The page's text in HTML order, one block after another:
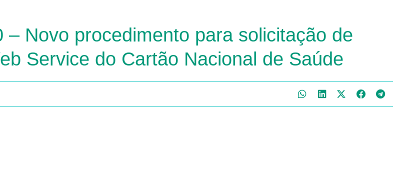
Novo procedimento para solicitação de
Service do Cartão Nacional de Saúde